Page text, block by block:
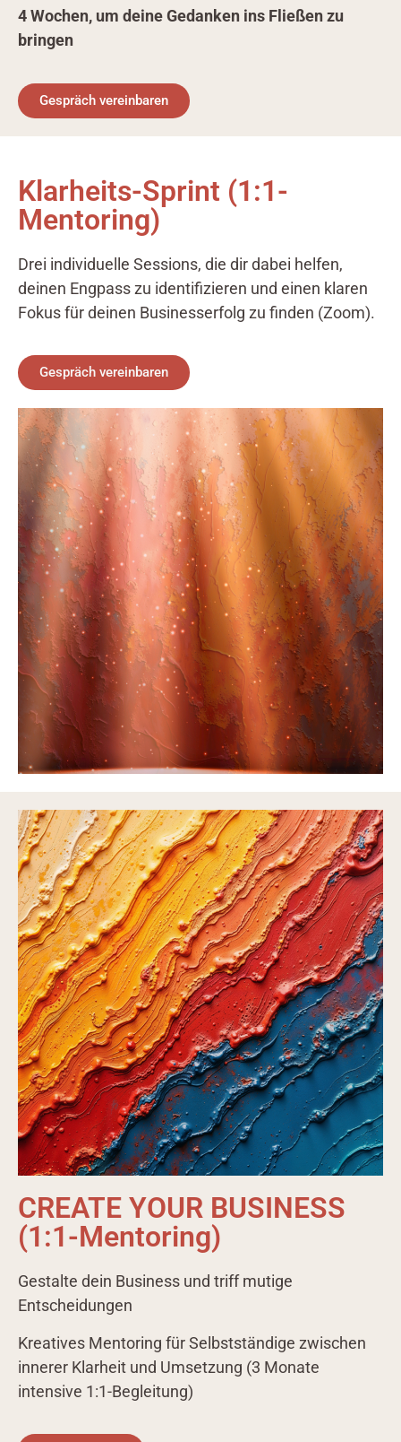
4 Wochen, um deine Gedanken ins Fließen zu
bringen
Gespräch vereinbaren
Klarheits-Sprint (1:1-
Mentoring)
Drei individuelle Sessions, die dir dabei helfen,
deinen Engpass zu identifizieren und einen klaren
Fokus für deinen Businesserfolg zu finden (Zoom).
Gespräch vereinbaren
CREATE YOUR BUSINESS
(1:1-Mentoring)
Gestalte dein Business und triff mutige
Entscheidungen
Kreatives Mentoring für Selbstständige zwischen
innerer Klarheit und Umsetzung (3 Monate
intensive 1:1-Begleitung)